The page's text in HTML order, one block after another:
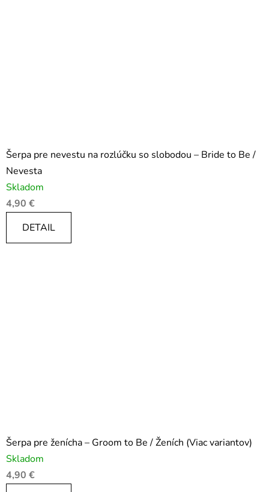
Šerpa pre nevestu na rozlúčku so slobodou – Bride to Be /
Nevesta
Skladom
4,90 €
DETAIL
Šerpa pre ženícha – Groom to Be / Ženích (Viac variantov)
Skladom
4,90 €